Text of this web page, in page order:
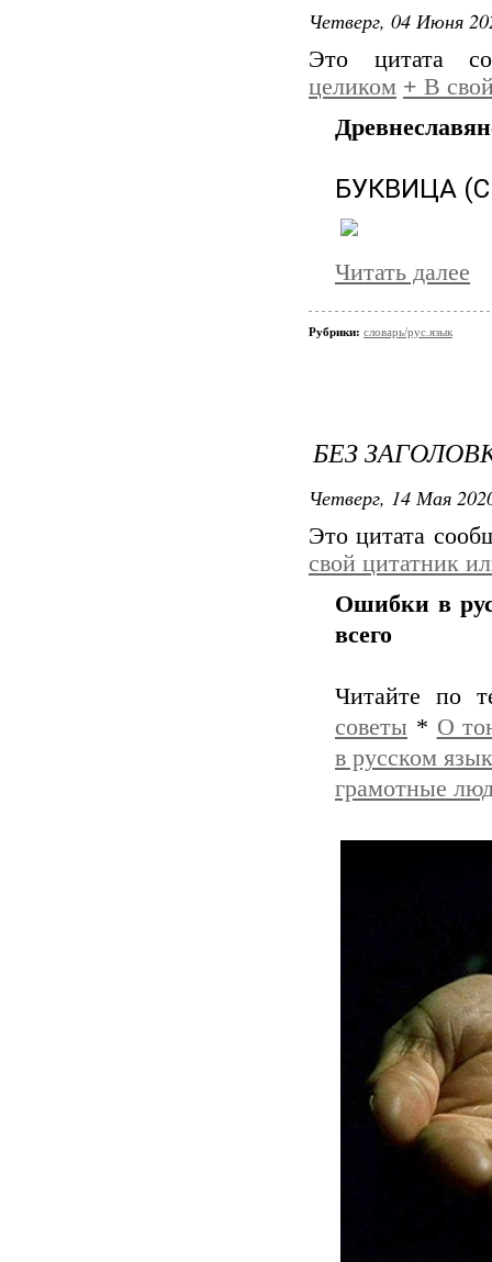
Четверг, 04 Июня
Это цитата
целиком + В
БУКВИЦА
Читать далее
Рубрики: словарь/рус.язык
БЕЗ
Четверг, 14 Мая
Это цитата
свой цитатник
Ошибки в
всего
Читайте по
советы * О
в русском
грамотные